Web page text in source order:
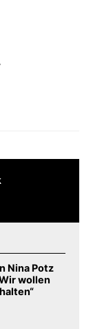
Nina Potz
wollen